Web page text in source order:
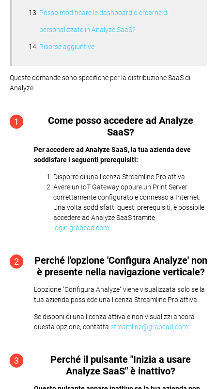
Posso modificare le dashboard o crearne di
personalizzate in Analyze SaaS?
Risorse aggiuntive
Queste domande sono specifiche per la distribuzione SaaS di
Analyze.
1
Come posso accedere ad Analyze
SaaS?
Per accedere ad Analyze SaaS, la tua azienda deve
soddisfare i seguenti prerequisiti:
Disporre di una licenza Streamline Pro attiva
Avere un IoT Gateway oppure un Print Server
correttamente configurato e connesso a Internet.
Una volta soddisfatti questi prerequisiti, è possibile
accedere ad Analyze SaaS tramite
login.grabcad.com
2
Perché l'opzione 'Configura Analyze' non
è presente nella navigazione verticale?
L'opzione "Configura Analyze" viene visualizzata solo se la
tua azienda possiede una licenza Streamline Pro attiva.
Se disponi di una licenza attiva e non visualizzi ancora
questa opzione, contatta streamline@grabcad.com
3
Perché il pulsante "Inizia a usare
Analyze SaaS" è inattivo?